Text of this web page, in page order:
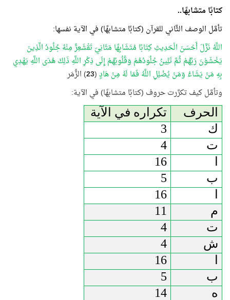
كتابًا متشابهًا..
تأمَّل الوصف الثَّاني للقرآن (كتابًا متشابهًا) في الآية نفسها:
اللَّهُ نَزَّلَ أَحْسَنَ الْحَدِيثِ كِتَابًا مُتَشَابِهًا مَثَانِيَ تَقْشَعِرُّ مِنْهُ جُلُودُ الَّذِينَ
يَخْشَوْنَ رَبَّهُمْ ثُمَّ تَلِينُ جُلُودُهُمْ وَقُلُوبُهُمْ إِلَى ذِكْرِ اللَّهِ ذَلِكَ هُدَى اللَّهِ يَهْدِي
بِهِ مَنْ يَشَاءُ وَمَنْ يُضْلِلِ اللَّهُ فَمَا لَهُ مِنْ هَادٍ(
23) الزُّمَر
وتأمَّل كيف تكرَّرت حروف (كتابًا متشابهًا) في الآية:
الحرف
تكراره في الآية
ك
3
ت
4
16
ب
5
16
م
11
ت
4
ش
4
16
ب
5
ه
14